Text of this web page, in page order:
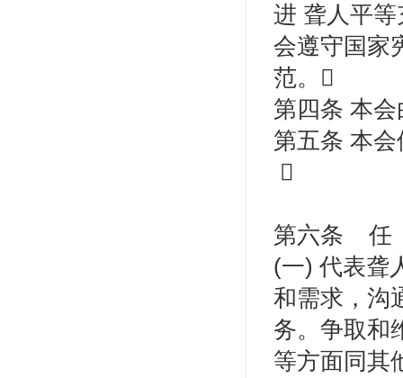
进 聋人平
会遵守国家
范。
第四条 本
第五条 本

第六条 任
(一) 代表聋
和需求，沟
务。争取和
等方面同其